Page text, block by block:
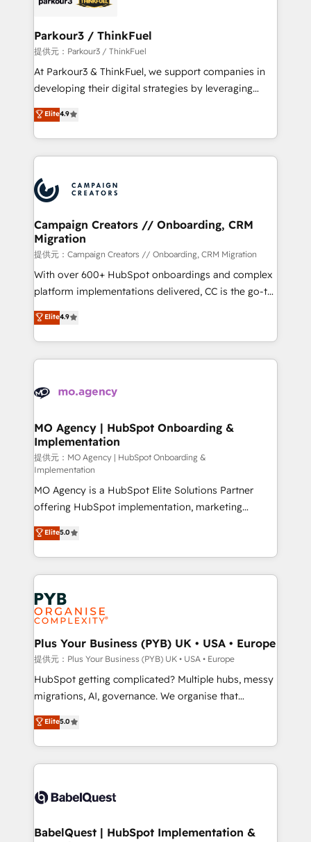
companies scale faster and smarter. 🔹 BOOMS:
Demand generation for all your buyers With BOOMS,
you invest in 100% of your buyers, accelerating your
growth and positioning yourself as an undisputed
transformation process A methodology designed to
implement HubSpot effectively and optimize your
record of business transformation, our growth-first
approach has helped brands dominate their
Parkour3 / ThinkFuel
提供元：Parkour3 / ThinkFuel
At Parkour3 & ThinkFuel, we support companies in
developing their digital strategies by leveraging
technologies and automating their marketing and
sales processes to generate growth. Our offer spans
from Strategy to Operations. We specialize in CRM
onboarding and implementation, web design, sales
extensive experience working with tech companies
and manufacturers since 2002, we are committed to
empowering our clients and developing their
autonomy. Get to grips with HubSpot through
guided implementation and seamless integration of
the CRM platform into your digital ecosystem. Would
you like support in deploying your inbound
to your needs and sales objectives. With 125+
certifications, we are part of the most certified
services are offered in both English & French.
Elite4.9
Campaign Creators // Onboarding, CRM
Migration
提供元：Campaign Creators // Onboarding, CRM Migration
With over 600+ HubSpot onboardings and complex
platform implementations delivered, CC is the go-to
Elite Solutions Partner for businesses ready to
migrate, replatform, and scale smarter. We specialize
in high-impact CRM and CMS migrations and
onboarding from platforms like Salesforce, NetSuite,
WordPress and legacy CRMs, turning fragmented
architectures that accelerate revenue operations and
performance. - Multi-object CRM migration, cleanup,
and implementation. - Pre-built and custom
integrations across your full tech stack. - Custom
object setup, CMS builds, and full-funnel automation.
- Dashboards, lifecycle campaigns, and lead
nurturing sequences. - Cross-hub setup across
Marketing, Sales, Operations, and Service Hubs. -
Ongoing optimization, managed support, and
scalable retainers. Let’s make HubSpot your most
powerful growth engine. Built to convert, scale, and
drive results.
Elite4.9
MO Agency | HubSpot Onboarding &
Implementation
提供元：MO Agency | HubSpot Onboarding &
Implementation
MO Agency is a HubSpot Elite Solutions Partner
offering HubSpot implementation, marketing
automation, CRM and RevOps consulting, B2B SEO,
paid media, content marketing, AEO and GEO (AI
search optimisation), and HubSpot Content Hub and
WordPress development. We work with enterprise
and growth-led companies across technology,
professional services, financial services and
industrial sectors. Offices in Johannesburg, Cape
Town, Dubai & London. 500+ HubSpot CRM
implementations delivered. AI visibility coverage
across ChatGPT, Claude, Perplexity, Gemini and
Google AI Overviews. HubSpot Impact Award -
Innovation HubSpot Impact Award - Platform
Migration Excellence HubSpot Impact Award -
accreditations with HubSpot.
Elite5.0
Plus Your Business (PYB) UK • USA • Europe
提供元：Plus Your Business (PYB) UK • USA • Europe
HubSpot getting complicated? Multiple hubs, messy
migrations, AI, governance. We organise that
complexity, so your team can put HubSpot to work...
Welcome to our Profile! We help with: • CRM
implementation, reports, workflows, and team
training • CRM migration from Salesforce, Pipedrive,
custom API integrations • AI governance for
Boutique 'Elite' team of 12 • 150+ clients across Sales
Elite5.0
BabelQuest | HubSpot Implementation &